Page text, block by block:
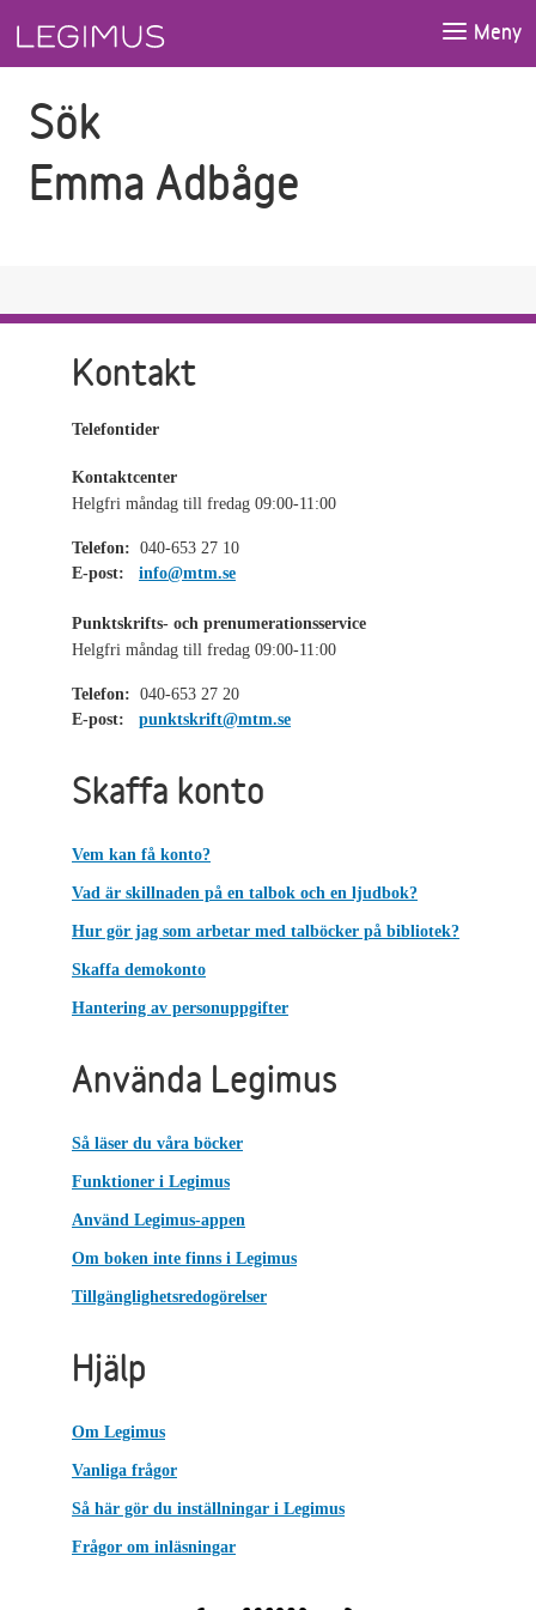
Meny
Sök
Emma Adbåge
Kontakt
Telefontider
Kontaktcenter
Helgfri måndag till fredag 09:00-11:00
Telefon: 040-653 27 10
E-post:
info@mtm.se
Punktskrifts- och prenumerationsservice
Helgfri måndag till fredag 09:00-11:00
Telefon: 040-653 27 20
E-post:
punktskrift@mtm.se
Skaffa konto
Vem kan få konto?
Vad är skillnaden på en talbok och en ljudbok?
Hur gör jag som arbetar med talböcker på bibliotek?
Skaffa demokonto
Hantering av personuppgifter
Använda Legimus
Så läser du våra böcker
Funktioner i Legimus
Använd Legimus-appen
Om boken inte finns i Legimus
Tillgänglighetsredogörelser
Hjälp
Om Legimus
Vanliga frågor
Så här gör du inställningar i Legimus
Frågor om inläsningar